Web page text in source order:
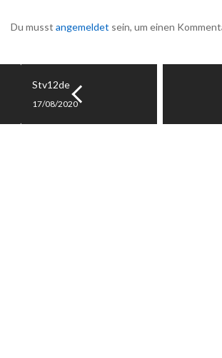
Du musst angemeldet sein, um einen
Stv12de
17/08/2020